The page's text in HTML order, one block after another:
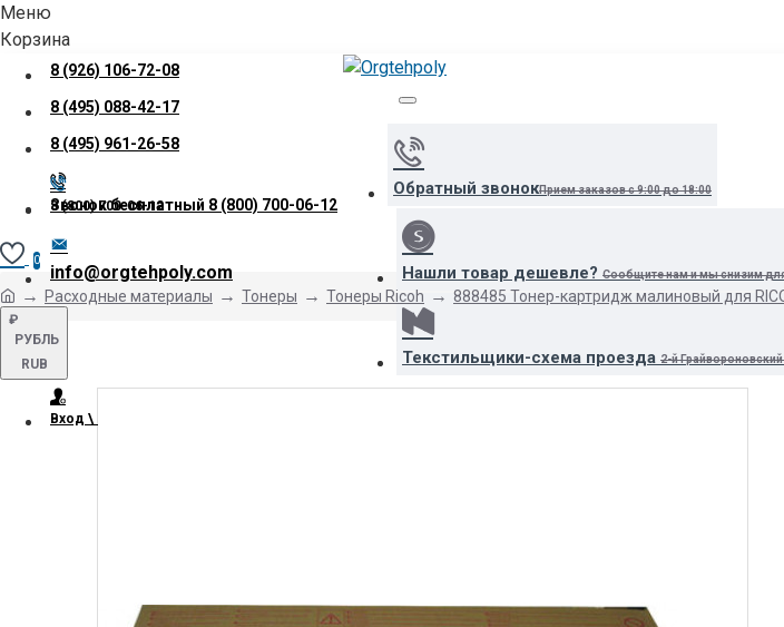
Меню
Корзина
8 (926) 106-72-08
8 (495) 088-42-17
8 (495) 961-26-58
Звонок бесплатный 8 (800) 700-06-12
info@orgtehpoly.com
₽
РУБЛЬ
RUB
Вход \ Регистрация
Обратный звонокПрием заказов с 9:00 до 18:00
Нашли товар дешевле? Сообщите нам и мы снизим
Текстильщики-схема проезда 2-й
8 (800) 700-06-12
0
Расходные материалы Тонеры Тонеры Ricoh 888485 Тонер-картридж малиновый для